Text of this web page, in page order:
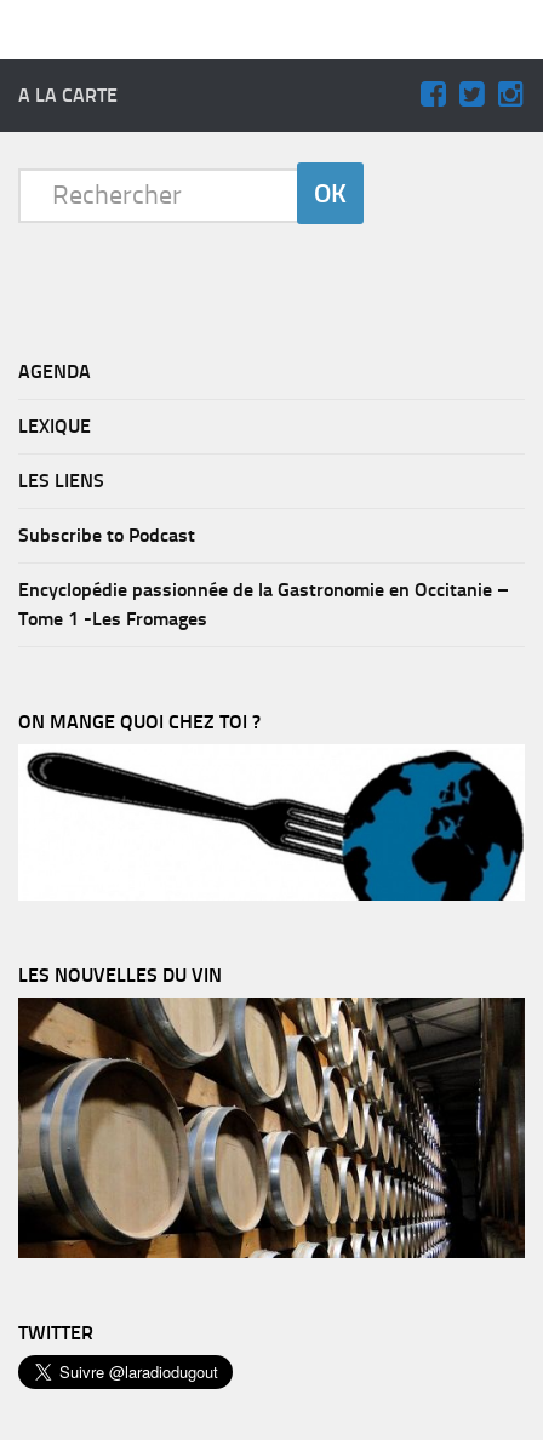
A LA CARTE
AGENDA
LEXIQUE
LES LIENS
Subscribe to Podcast
Encyclopédie passionnée de la Gastronomie en Occitanie –
Tome 1 -Les Fromages
ON MANGE QUOI CHEZ TOI ?
LES NOUVELLES DU VIN
TWITTER